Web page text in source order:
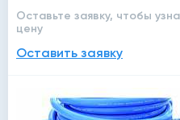
Оставьте заявку, чтобы
цену
Оставить заявку